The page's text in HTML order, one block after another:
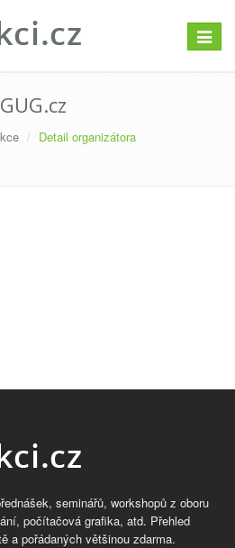
GUG.cz
Detail organizátora
seminářů, workshopů z oboru
počítačová grafika, atd. Přehled
a pořádaných většinou zdarma.